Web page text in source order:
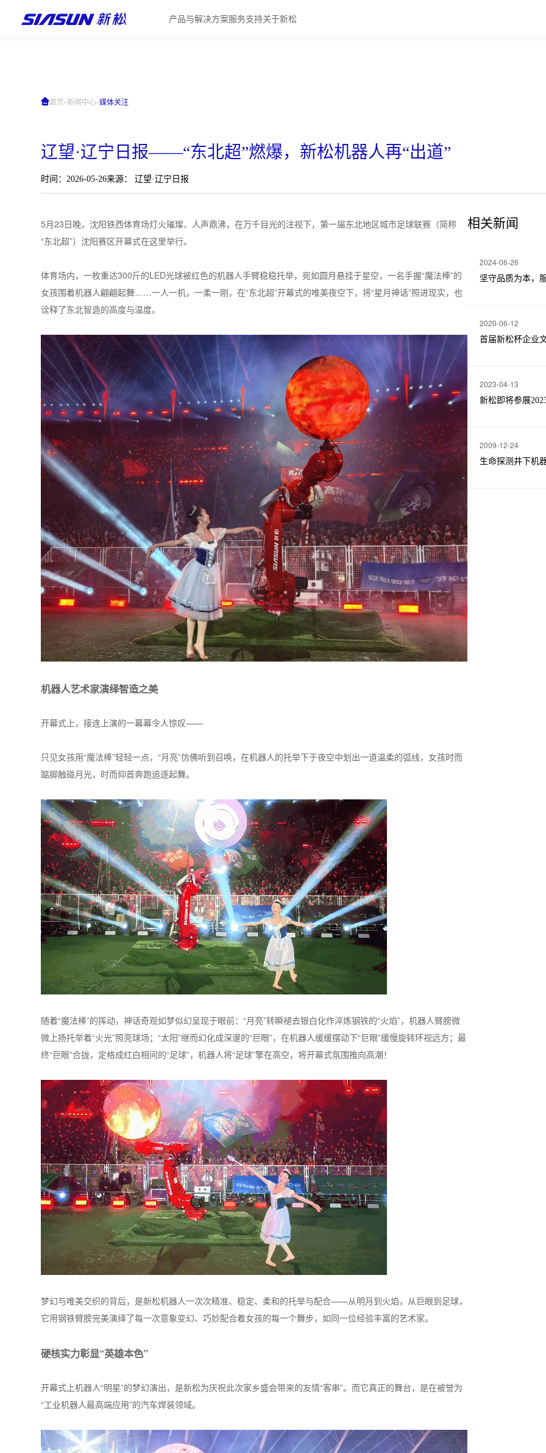
产品与解决方案服务支持关于新松
首页-新闻中心-媒体关注
辽望·辽宁日报——“东北超”燃爆，新松机器人再“出道”
时间：2026-05-26来源： 辽望·辽宁日报
5月23日晚，沈阳铁西体育场灯火璀璨、人声鼎沸，在万千目光的注视下，第一届东北地区城市足球联赛（简称
“东北超”）沈阳赛区开幕式在这里举行。
体育场内，一枚重达300斤的LED光球被红色的机器人手臂稳稳托举，宛如圆月悬挂于星空，一名手握“魔法棒”的
女孩围着机器人翩翩起舞……一人一机，一柔一刚，在“东北超”开幕式的唯美夜空下，将“星月神话”照进现实，也
诠释了东北智造的高度与温度。
机器人艺术家演绎智造之美
开幕式上，接连上演的一幕幕令人惊叹——
只见女孩用“魔法棒”轻轻一点，“月亮”仿佛听到召唤，在机器人的托举下于夜空中划出一道温柔的弧线，女孩时而
踮脚触碰月光，时而仰首奔跑追逐起舞。
随着“魔法棒”的挥动，神话奇观如梦似幻呈现于眼前：“月亮”转瞬褪去银白化作淬炼钢铁的“火焰”，机器人臂膀微
微上扬托举着“火光”照亮球场；“太阳”继而幻化成深邃的“巨眼”，在机器人缓缓摆动下“巨眼”缓慢旋转环视远方；最
终“巨眼”合拢，定格成红白相间的“足球”，机器人将“足球”擎在高空，将开幕式氛围推向高潮！
梦幻与唯美交织的背后，是新松机器人一次次精准、稳定、柔和的托举与配合——从明月到火焰，从巨眼到足球，
它用钢铁臂膀完美演绎了每一次意象变幻、巧妙配合着女孩的每一个舞步，如同一位经验丰富的艺术家。
硬核实力彰显“英雄本色”
开幕式上机器人“明星”的梦幻演出，是新松为庆祝此次家乡盛会带来的友情“客串”。而它真正的舞台，是在被誉为
“工业机器人最高端应用”的汽车焊装领域。
相关新闻
2024-06-26
坚守品质为本，
2020-06-12
首届新松杯企业
2023-04-13
新松即将参展
2009-12-24
生命探测井下机